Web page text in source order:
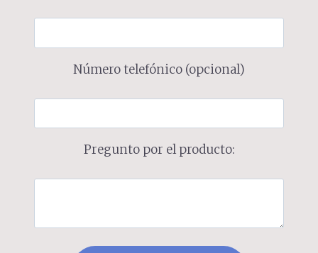
Número telefónico (opcional)
Pregunto por el producto: